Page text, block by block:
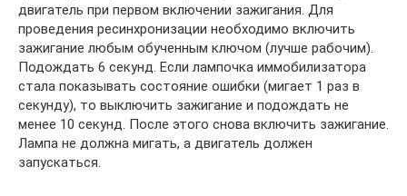
двигатель при первом включении зажигания. Для
проведения ресинхронизации необходимо включить
зажигание любым обученным ключом (лучше рабочим).
Подождать 6 секунд. Если лампочка иммобилизатора
стала показывать состояние ошибки (мигает 1 раз в
секунду), то выключить зажигание и подождать не
менее 10 секунд. После этого снова включить зажигание.
Лампа не должна мигать, а двигатель должен
запускаться.